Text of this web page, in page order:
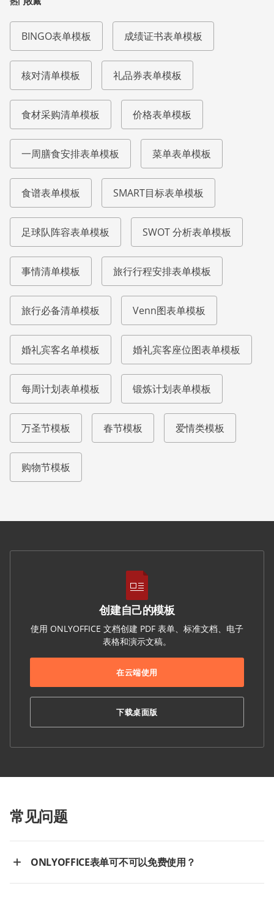
BINGO表单模板 成绩证书表单模板
核对清单模板 礼品券表单模板
食材采购清单模板 价格表单模板
一周膳食安排表单模板 菜单表单模板
食谱表单模板 SMART目标表单模板
足球队阵容表单模板 SWOT 分析表单模板
事情清单模板 旅行行程安排表单模板
旅行必备清单模板 Venn图表单模板
婚礼宾客名单模板 婚礼宾客座位图表单模板
每周计划表单模板 锻炼计划表单模板
万圣节模板 春节模板 爱情类模板
购物节模板
创建自己的模板
使用 ONLYOFFICE 文档创建 PDF 表单、标准文档、电子
表格和演示文稿。
在云端使用
下载桌面版
常见问题
ONLYOFFICE表单可不可以免费使用？